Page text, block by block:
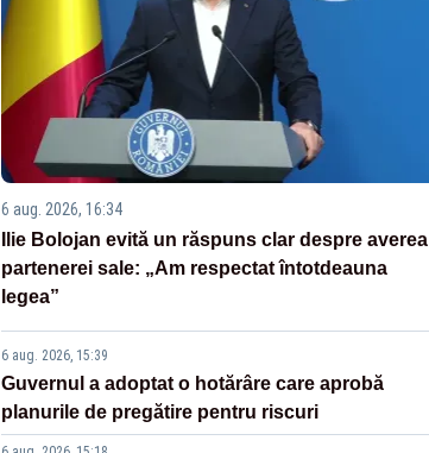
6 aug. 2026, 16:34
Ilie Bolojan evită un răspuns clar despre averea
partenerei sale: „Am respectat întotdeauna
legea”
6 aug. 2026, 15:39
Guvernul a adoptat o hotărâre care aprobă
planurile de pregătire pentru riscuri